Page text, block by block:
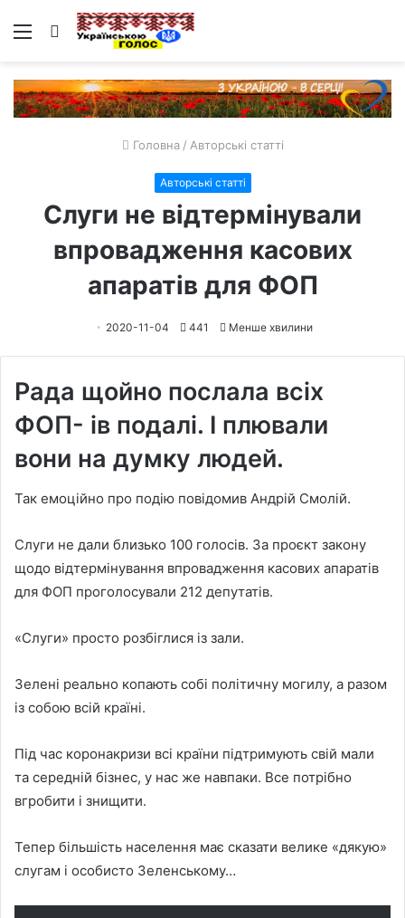
Меню Пошук
Головна / Авторські статті
Авторські статті
Слуги не відтермінували
впровадження касових
апаратів для ФОП
2020-11-04 441 Менше хвилини
Рада щойно послала всіх
ФОП- ів подалі. І плювали
вони на думку людей.
Так емоційно про подію повідомив Андрій Смолій.
Слуги не дали близько 100 голосів. За проєкт закону
щодо відтермінування впровадження касових апаратів
для ФОП проголосували 212 депутатів.
«Слуги» просто розбіглися із зали.
Зелені реально копають собі політичну могилу, а разом
із собою всій країні.
Під час коронакризи всі країни підтримують свій мали
та середній бізнес, у нас же навпаки. Все потрібно
вгробити і знищити.
Тепер більшість населення має сказати велике «дякую»
слугам і особисто Зеленському…